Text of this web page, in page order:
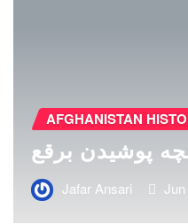
در قبال
شهروندان
Jafar Ansari